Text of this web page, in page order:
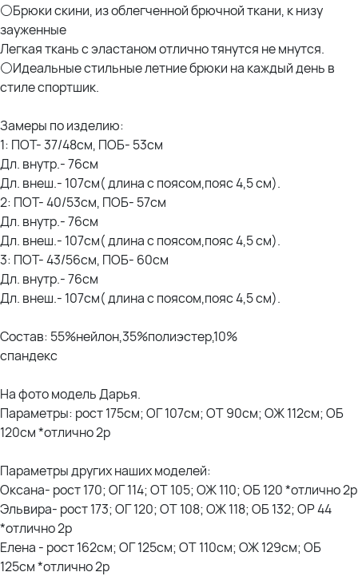
⚪Брюки скини, из облегченной брючной ткани, к низу
зауженные
Легкая ткань с эластаном отлично тянутся не мнутся.
⚪Идеальные стильные летние брюки на каждый день в
стиле спортшик.
Замеры по изделию:
1: ПОТ- 37/48см, ПОБ- 53см
Дл. внутр.- 76см
Дл. внеш.- 107см( длина с поясом,пояс 4,5 см).
2: ПОТ- 40/53см, ПОБ- 57см
Дл. внутр.- 76см
Дл. внеш.- 107см( длина с поясом,пояс 4,5 см).
3: ПОТ- 43/56см, ПОБ- 60см
Дл. внутр.- 76см
Дл. внеш.- 107см( длина с поясом,пояс 4,5 см).
Состав: 55%нейлон,35%полиэстер,10%
спандекс
На фото модель Дарья.
Параметры: рост 175см; ОГ 107см; ОТ 90см; ОЖ 112см; ОБ
120см *отлично 2р
Параметры других наших моделей:
Оксана- рост 170; ОГ 114; ОТ 105; ОЖ 110; ОБ 120 *отлично 2р
Эльвира- рост 173; ОГ 120; ОТ 108; ОЖ 118; ОБ 132; ОР 44
*отлично 2р
Елена - рост 162см; ОГ 125см; ОТ 110см; ОЖ 129см; ОБ
125см *отлично 2р